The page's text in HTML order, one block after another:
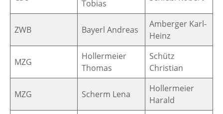
Tobias
ZWB Bayerl Andreas
Amberger Karl-
Heinz
MZG
Hollermeier
Thomas
Schütz
Christian
MZG Scherm Lena
Hollermeier
Harald